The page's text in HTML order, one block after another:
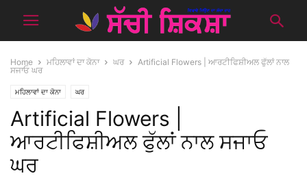
Home ਮਹਿਲਾਵਾਂ ਦਾ ਕੋਨਾ ਘਰ
Artificial Flowers | ਆਰਟੀਫਿਸ਼ੀਅਲ ਫੁੱਲਾਂ ਨਾਲ
ਸਜਾਓ ਘਰ
ਮਹਿਲਾਵਾਂ ਦਾ ਕੋਨਾ ਘਰ
Artificial Flowers |
ਆਰਟੀਫਿਸ਼ੀਅਲ ਫੁੱਲਾਂ ਨਾਲ ਸਜਾਓ
ਘਰ